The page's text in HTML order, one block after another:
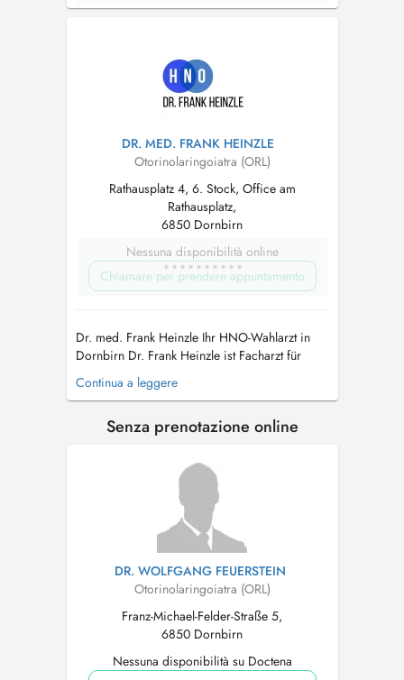
DR. MED. FRANK HEINZLE
Otorinolaringoiatra (ORL)
Rathausplatz 4, 6. Stock, Office am
Rathausplatz,
6850 Dornbirn
Nessuna disponibilità online
Chiamare per prendere appuntamento
Dr. med. Frank Heinzle Ihr HNO-Wahlarzt in
Dornbirn Dr. Frank Heinzle ist Facharzt für
Hals-, Nasen- und Ohrenheilkunde sowie Kopf-
und Halschirurgie mit Spezialisierung in
Kopf-/Halsregion. In seiner modernen
Continua a leggere
Senza prenotazione online
DR. WOLFGANG FEUERSTEIN
Otorinolaringoiatra (ORL)
Franz-Michael-Felder-Straße 5,
6850 Dornbirn
Nessuna disponibilità su Doctena